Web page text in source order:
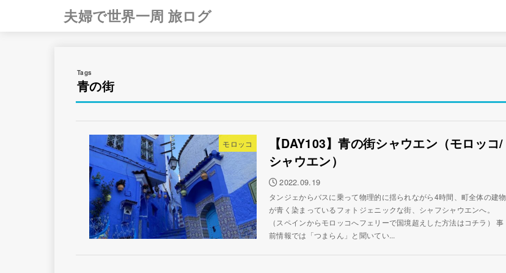
夫婦で世界一周 旅ログ
青の街
モロッコ
【DAY103】青の街シャウエン（モロッコ/
シャウエン）
2022.09.19
タンジェからバスに乗って物理的に揺られながら4時間、町全体の建物
が青く染まっているフォトジェニックな街、シャフシャウエンへ。
（スペインからモロッコへフェリーで国境超えした方法はコチラ） 事
前情報では「つまらん」と聞いてい...